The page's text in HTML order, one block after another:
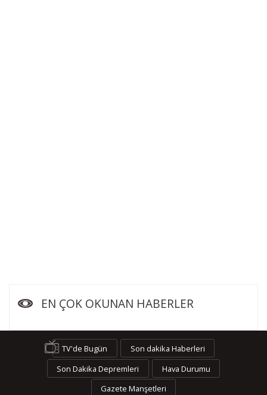
EN ÇOK OKUNAN HABERLER
TV'de Bugün
Son dakika Haberleri
Son Dakika Depremleri
Hava Durumu
Gazete Manşetleri